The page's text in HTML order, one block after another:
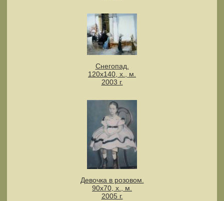
Снегопад.
120х140, х., м.
2003 г.
Девочка в розовом.
90х70, х., м.
2005 г.